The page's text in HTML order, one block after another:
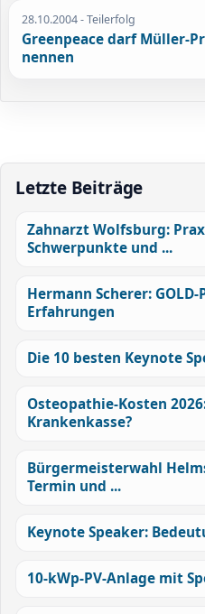
28.10.2004- Teilerfolg
Greenpeace darf Müller-
nennen
Letzte Beiträge
Zahnarzt Wolfsburg:
Schwerpunkte und ...
Hermann Scherer:
Erfahrungen
Die 10 besten Keynote
Osteopathie-Kosten
Krankenkasse?
Bürgermeisterwahl
Termin und ...
Keynote Speaker:
10-kWp-PV-Anlage mit